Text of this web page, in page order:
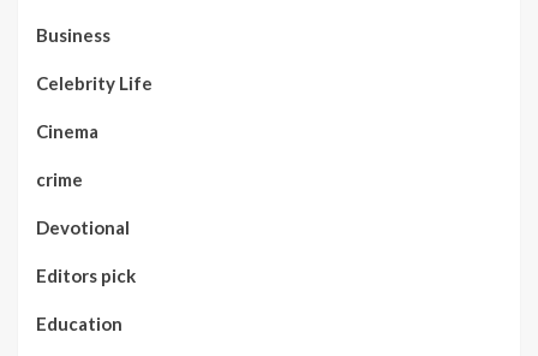
Business
Celebrity Life
Cinema
crime
Devotional
Editors pick
Education